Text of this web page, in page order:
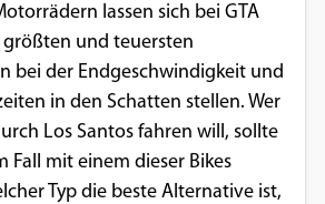
lassen sich bei GTA
größten und teuersten
bei der Endgeschwindigkeit und
in den Schatten stellen. Wer
Los Santos fahren will, sollte
Fall mit einem dieser Bikes
Typ die beste Alternative ist,